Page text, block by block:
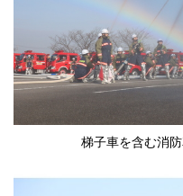
梯子車を含む消